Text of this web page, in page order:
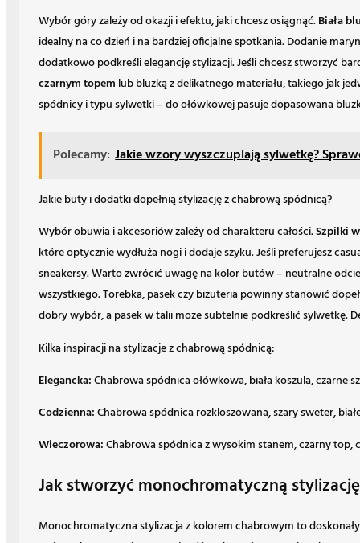
Wybór góry zależy od okazji i efektu, jaki chcesz osiągnąć.Biała
idealny na co dzień i na bardziej oficjalne spotkania. Dodanie
dodatkowo podkreśli elegancję stylizacji. Jeśli chcesz stworzyć
czarnym topem lub bluzką z delikatnego materiału, takiego jak
spódnicy i typu sylwetki – do ołówkowej pasuje dopasowana
Polecamy: Jakie wzory wyszczuplają sylwetkę?
Jakie buty i dodatki dopełnią stylizację z chabrową spódnicą?
Wybór obuwia i akcesoriów zależy od charakteru całości.Szpilki
które optycznie wydłuża nogi i dodaje szyku. Jeśli preferujesz
sneakersy. Warto zwrócić uwagę na kolor butów – neutralne
wszystkiego. Torebka, pasek czy biżuteria powinny stanowić
dobry wybór, a pasek w talii może subtelnie podkreślić sylwetkę.
Kilka inspiracji na stylizacje z chabrową spódnicą:
Elegancka:Chabrowa spódnica ołówkowa, biała koszula, czarne
Codzienna:Chabrowa spódnica rozkloszowana, szary sweter,
Wieczorowa:Chabrowa spódnica z wysokim stanem, czarny top,
Jak stworzyć monochromatyczną
Monochromatyczna stylizacja z kolorem chabrowym to